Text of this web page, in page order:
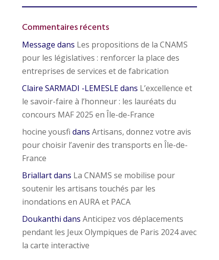
Commentaires récents
Message dans Les propositions de la CNAMS
pour les législatives : renforcer la place des
entreprises de services et de fabrication
Claire SARMADI -LEMESLEdans L’excellence et
le savoir-faire à l’honneur : les lauréats du
concours MAF 2025 en Île-de-France
hocine yousfi dans Artisans, donnez votre avis
pour choisir l’avenir des transports en Île-de-
France
Briallartdans La CNAMS se mobilise pour
soutenir les artisans touchés par les
inondations en AURA et PACA
Doukanthi dans Anticipez vos déplacements
pendant les Jeux Olympiques de Paris 2024 avec
la carte interactive